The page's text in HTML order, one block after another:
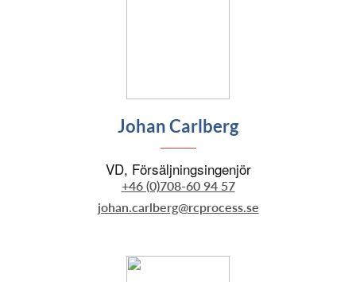
Johan Carlberg
VD, Försäljningsingenjör
+46 (0)708-60 94 57
johan.carlberg@rcprocess.se